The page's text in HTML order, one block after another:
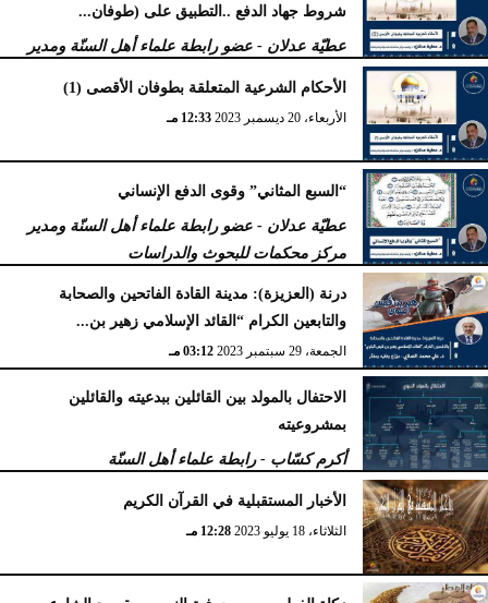
شروط جهاد الدفع ..التطبيق على (طوفان...
عطيّة عدلان - عضو رابطة علماء أهل السنّة ومدير
مركز محكمات للبحوث والدراسات
الجمعة، 5 يناير 2024
الأحكام الشرعية المتعلقة بطوفان الأقصى (1)
الأربعاء، 20 ديسمبر 2023 12:33 مـ
“السبع المثاني” وقوى الدفع الإنساني
عطيّة عدلان - عضو رابطة علماء أهل السنّة ومدير
مركز محكمات للبحوث والدراسات
الجمعة، 29 سبتمبر 2023
درنة (العزيزة): مدينة القادة الفاتحين والصحابة
والتابعين الكرام “القائد الإسلامي زهير بن...
الجمعة، 29 سبتمبر 2023 03:12 مـ
الاحتفال بالمولد بين القائلين ببدعيته والقائلين
بمشروعيته
أكرم كسّاب - رابطة علماء أهل السنّة
الأربعاء، 27 سبتمبر 2023
الأخبار المستقبلية في القرآن الكريم
الثلاثاء، 18 يوليو 2023 12:28 مـ